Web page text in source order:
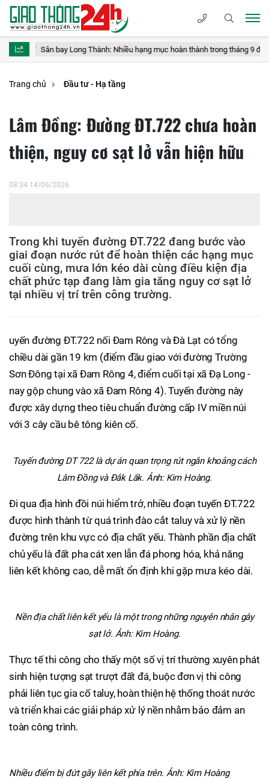
Sân bay Long Thành: Nhiều hạng mục hoàn thành trong tháng 9 để phục vụ
Trang chủ Đầu tư - Hạ tầng
Lâm Đồng: Đường ĐT.722 chưa hoàn
thiện, nguy cơ sạt lở vẫn hiện hữu
08:34 14/06/2026
Trong khi tuyến đường ĐT.722 đang bước vào
giai đoạn nước rút để hoàn thiện các hạng mục
cuối cùng, mưa lớn kéo dài cùng điều kiện địa
chất phức tạp đang làm gia tăng nguy cơ sạt lở
tại nhiều vị trí trên công trường.
uyến đường ĐT.722 nối Đam Rông và Đà Lạt có tổng
chiều dài gần 19 km (điểm đầu giao với đường Trường
Sơn Đông tại xã Đam Rông 4, điểm cuối tại xã Đạ Long -
nay gộp chung vào xã Đam Rông 4). Tuyến đường này
được xây dựng theo tiêu chuẩn đường cấp IV miền núi
với 3 cây cầu bê tông kiên cố.
Tuyến đường DT 722 là dự án quan trọng rút ngắn khoảng cách
Lâm Đồng và Đắk Lắk. Ảnh: Kim Hoàng.
Đi qua địa hình đồi núi hiểm trở, nhiều đoạn tuyến ĐT.722
được hình thành từ quá trình đào cắt taluy và xử lý nền
đường trên khu vực có địa chất yếu. Thành phần địa chất
chủ yếu là đất pha cát xen lẫn đá phong hóa, khả năng
liên kết không cao, dễ mất ổn định khi gặp mưa kéo dài.
Nền địa chất liên kết yếu là một trong những nguyên nhân gây
sạt lở. Ảnh: Kim Hoàng.
Thực tế thi công cho thấy một số vị trí thường xuyên phát
sinh hiện tượng sạt trượt đất đá, buộc đơn vị thi công
phải liên tục gia cố taluy, hoàn thiện hệ thống thoát nước
và triển khai các giải pháp xử lý nền nhằm bảo đảm an
toàn công trình.
Nhiều điểm bị đứt gãy liên kết phía trên. Ảnh: Kim Hoàng